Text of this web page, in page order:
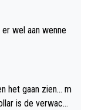
wel aan wenne
het gaan zien... m
is de verwacht